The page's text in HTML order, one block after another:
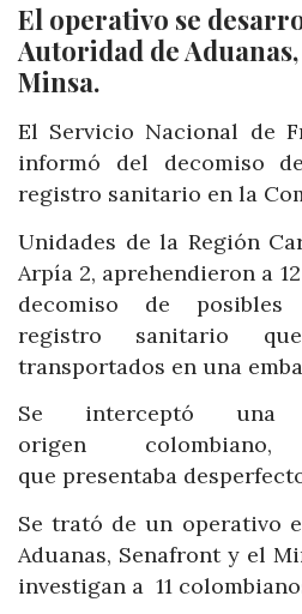
El operativo se
Autoridad de
Minsa.
El Servicio Nacional de
informó del decomiso
registro sanitario en la
Unidades de la Región
Arpía 2, aprehendieron a
decomiso de posibles
registro sanitario
transportados en una
Se interceptó una
origen
que presentaba
Se trató de un operativo
Aduanas, Senafront y el
investigan a 11